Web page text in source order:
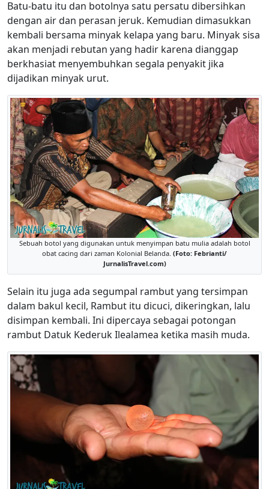
Batu-batu itu dan botolnya satu persatu dibersihkan
dengan air dan perasan jeruk. Kemudian dimasukkan
kembali bersama minyak kelapa yang baru. Minyak sisa
akan menjadi rebutan yang hadir karena dianggap
berkhasiat menyembuhkan segala penyakit jika
dijadikan minyak urut.
Sebuah botol yang digunakan untuk menyimpan batu mulia adalah botol
obat cacing dari zaman Kolonial Belanda. (Foto: Febrianti/
JurnalisTravel.com)
Selain itu juga ada segumpal rambut yang tersimpan
dalam bakul kecil, Rambut itu dicuci, dikeringkan, lalu
disimpan kembali. Ini dipercaya sebagai potongan
rambut Datuk Kederuk Ilealamea ketika masih muda.